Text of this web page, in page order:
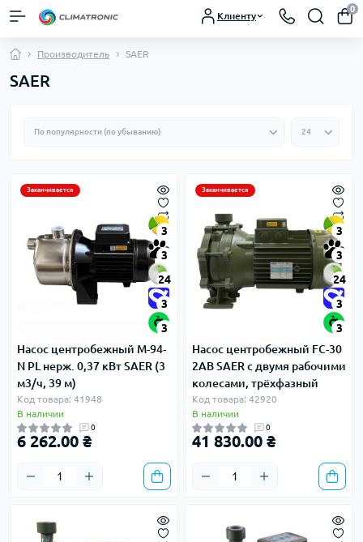
Клиенту
0
Производитель SAER
SAER
Заканчивается
3
3
24
3
3
Насос центробежный M-94-
N PL нерж. 0,37 кВт SAER (3
м3/ч, 39 м)
Код товара: 41948
В наличии
0
6 262.00 ₴
Заканчивается
3
3
24
3
3
Насос центробежный FC-30
2AB SAER с двумя рабочими
колесами, трёхфазный
Код товара: 42920
В наличии
0
41 830.00 ₴